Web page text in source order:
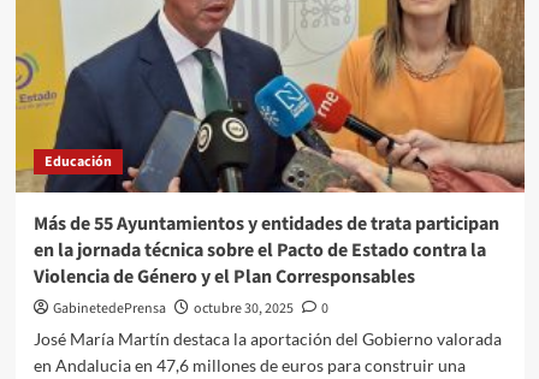
Escuela
Almería
Educación
Más de 55 Ayuntamientos y entidades de trata participan
en la jornada técnica sobre el Pacto de Estado contra la
Violencia de Género y el Plan Corresponsables
GabinetedePrensa octubre 30, 2025
0
José María Martín destaca la aportación del Gobierno valorada
en Andalucia en 47,6 millones de euros para construir una